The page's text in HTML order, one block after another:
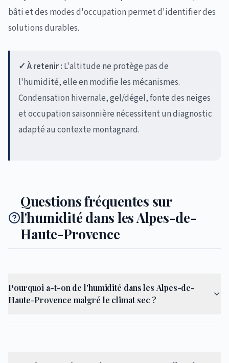
bâti et des modes d'occupation permet d'identifier des
solutions durables.
✓ À retenir : L'altitude ne protège pas de
l'humidité, elle en modifie les mécanismes.
Condensation hivernale, gel/dégel, fonte des neiges
et occupation saisonnière nécessitent un diagnostic
adapté au contexte montagnard.
Questions fréquentes sur
l'humidité dans les Alpes-de-
Haute-Provence
Pourquoi a-t-on de l'humidité dans les Alpes-de-
Haute-Provence malgré le climat sec ?